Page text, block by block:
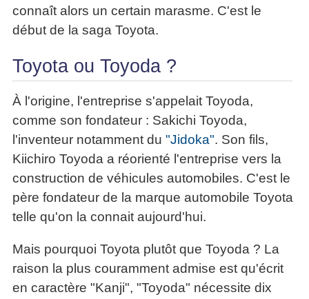
connaît alors un certain marasme. C'est le
début de la saga Toyota.
Toyota ou Toyoda ?
À l'origine, l'entreprise s'appelait Toyoda,
comme son fondateur : Sakichi Toyoda,
l'inventeur notamment du "Jidoka". Son fils,
Kiichiro Toyoda a réorienté l'entreprise vers la
construction de véhicules automobiles. C'est le
père fondateur de la marque automobile Toyota
telle qu'on la connait aujourd'hui.
Mais pourquoi Toyota plutôt que Toyoda ? La
raison la plus couramment admise est qu'écrit
en caractère "Kanji", "Toyoda" nécessite dix